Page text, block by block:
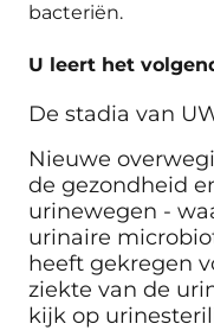
bacteriën.
U leert het
De stadia van
Nieuwe
de gezondheid
urinewegen -
urinaire
heeft gekregen
ziekte van de
kijk op